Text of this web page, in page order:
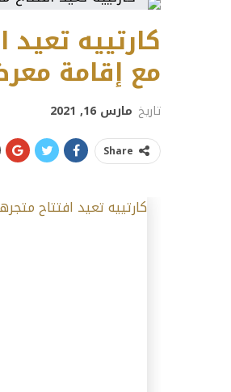
كارتييه
مع إقامة
تاريخ مارس 16, 2021
Share